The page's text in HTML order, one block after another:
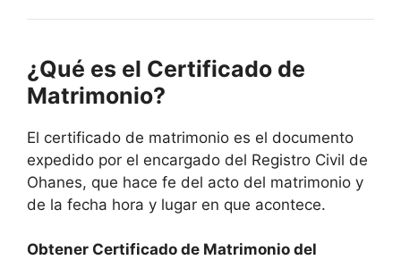
¿Qué es el Certificado de
Matrimonio?
El certificado de matrimonio es el documento
expedido por el encargado del Registro Civil de
Ohanes, que hace fe del acto del matrimonio y
de la fecha hora y lugar en que acontece.
Obtener Certificado de Matrimonio del